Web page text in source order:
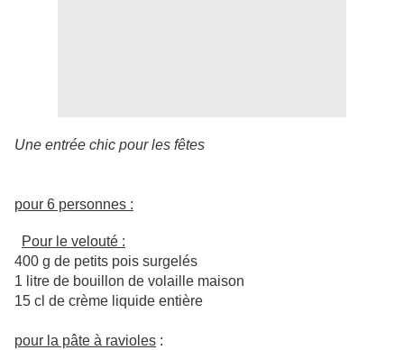
Une entrée chic pour les fêtes
pour 6 personnes :
Pour le velouté :
400 g de petits pois surgelés
1 litre de bouillon de volaille maison
15 cl de crème liquide entière
pour la pâte à ravioles :